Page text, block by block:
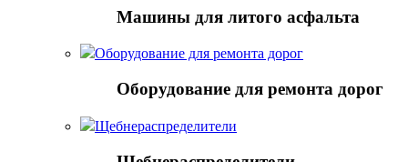
Машины для литого асфальта
Оборудование для ремонта дорог
Оборудование для ремонта дорог
Щебнераспределители